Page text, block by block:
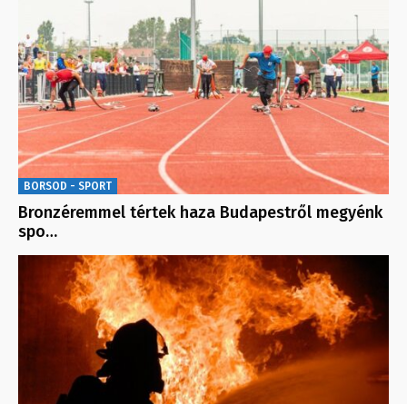
BORSOD - SPORT
Bronzéremmel tértek haza Budapestről megyénk
spo…